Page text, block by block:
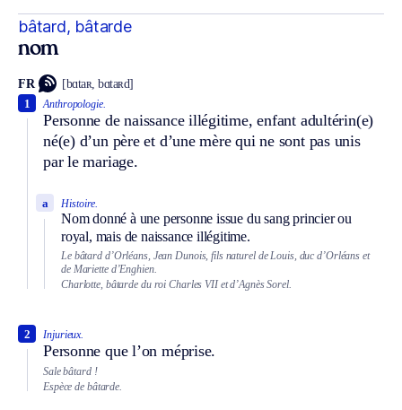
bâtard, bâtarde
nom
FR [bɑtaʀ, bɑtaʀd]
Anthropologie.
Personne de naissance illégitime, enfant adultérin(e)
né(e) d’un père et d’une mère qui ne sont pas unis
par le mariage.
1
Histoire.
Nom donné à une personne issue du sang princier ou
royal, mais de naissance illégitime.
a
Le bâtard d’Orléans, Jean Dunois, fils naturel de Louis, duc d’Orléans et
de Mariette d’Enghien.
Charlotte, bâtarde du roi Charles VII et d’Agnès Sorel.
Injurieux.
Personne que l’on méprise.
2
Sale bâtard !
Espèce de bâtarde.